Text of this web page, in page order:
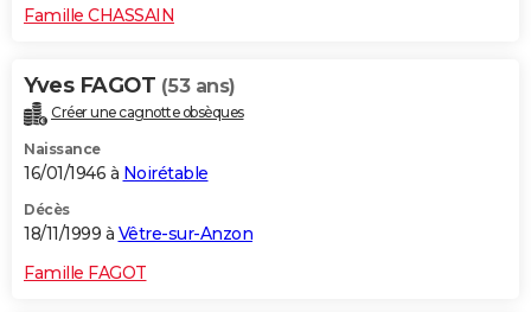
Famille CHASSAIN
Yves FAGOT (53 ans)
Créer une cagnotte obsèques
Naissance
16/01/1946 à Noirétable
Décès
18/11/1999 à Vêtre-sur-Anzon
Famille FAGOT